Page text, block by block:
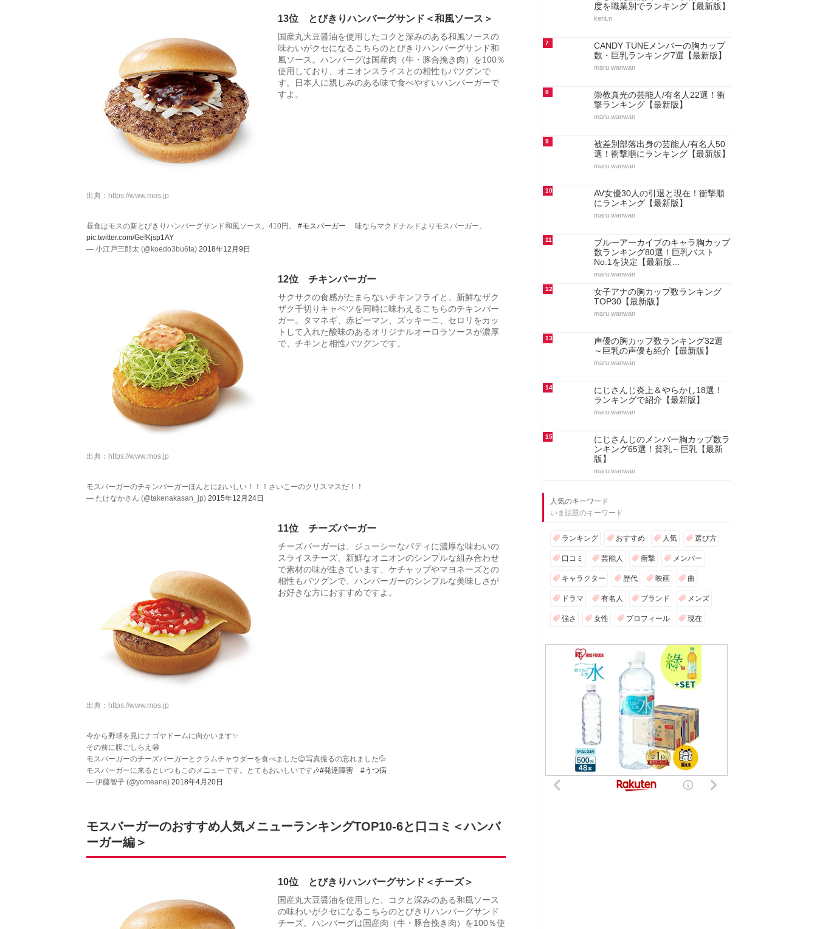
13位 とびきりハンバーグサンド＜和風ソース＞
国産丸大豆醤油を使用したコクと深みのある和風ソースの
味わいがクセになるこちらのとびきりハンバーグサンド和
風ソース。ハンバーグは国産肉（牛・豚合挽き肉）を100％
使用しており、オニオンスライスとの相性もバツグンで
す。日本人に親しみのある味で食べやすいハンバーガーで
すよ。
出典： https://www.mos.jp
昼食はモスの新とびきりハンバーグサンド和風ソース。410円。 #モスバーガー 味ならマクドナルドよりモスバーガー。
pic.twitter.com/GefKjsp1AY
— 小江戸三郎太 (@koedo3bu6ta) 2018年12月9日
12位 チキンバーガー
サクサクの食感がたまらないチキンフライと、新鮮なザク
ザク千切りキャベツを同時に味わえるこちらのチキンバー
ガー。タマネギ、赤ピーマン、ズッキーニ、セロリをカッ
トして入れた酸味のあるオリジナルオーロラソースが濃厚
で、チキンと相性バツグンです。
出典： https://www.mos.jp
モスバーガーのチキンバーガーほんとにおいしい！！！さいこーのクリスマスだ！！
— たけなかさん (@takenakasan_jp) 2015年12月24日
11位 チーズバーガー
チーズバーガーは、ジューシーなパティに濃厚な味わいの
スライスチーズ、新鮮なオニオンのシンプルな組み合わせ
で素材の味が生きています、ケチャップやマヨネーズとの
相性もバツグンで、ハンバーガーのシンプルな美味しさが
お好きな方におすすめですよ。
出典： https://www.mos.jp
今から野球を見にナゴヤドームに向かいます✨
その前に腹ごしらえ😁
モスバーガーのチーズバーガーとクラムチャウダーを食べました😌写真撮るの忘れました💦
モスバーガーに来るといつもこのメニューです。とてもおいしいです🎶#発達障害
#うつ病
— 伊藤智子 (@yomeane) 2018年4月20日
モスバーガーのおすすめ人気メニューランキングTOP10-6と口コミ＜ハンバ
ーガー編＞
10位 とびきりハンバーグサンド＜チーズ＞
国産丸大豆醤油を使用した、コクと深みのある和風ソース
の味わいがクセになるこちらのとびきりハンバーグサンド
チーズ。ハンバーグは国産肉（牛・豚合挽き肉）を100％使
度を職業別でランキング【最新版】
kent.n
7
CANDY TUNEメンバーの胸カップ
数・巨乳ランキング7選【最新版】
maru.wanwan
8
崇教真光の芸能人/有名人22選！衝
撃ランキング【最新版】
maru.wanwan
9
被差別部落出身の芸能人/有名人50
選！衝撃順にランキング【最新版】
maru.wanwan
10
AV女優30人の引退と現在！衝撃順
にランキング【最新版】
maru.wanwan
11
ブルーアーカイブのキャラ胸カップ
数ランキング80選！巨乳バスト
No.1を決定【最新版…
maru.wanwan
12
女子アナの胸カップ数ランキング
TOP30【最新版】
maru.wanwan
13
声優の胸カップ数ランキング32選
～巨乳の声優も紹介【最新版】
maru.wanwan
14
にじさんじ炎上＆やらかし18選！
ランキングで紹介【最新版】
maru.wanwan
15
にじさんじのメンバー胸カップ数ラ
ンキング65選！貧乳～巨乳【最新
版】
maru.wanwan
人気のキーワード
いま話題のキーワード
ランキング おすすめ 人気 選び方
口コミ 芸能人 衝撃 メンバー
キャラクター 歴代 映画 曲
ドラマ 有名人 ブランド メンズ
強さ 女性 プロフィール 現在